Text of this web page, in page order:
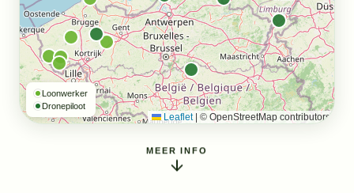
Leaflet © OpenStreetMap contributors
Loonwerker
Dronepiloot
MEER INFO